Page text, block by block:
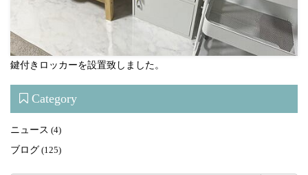
鍵付きロッカーを設置致しました。
Category
ニュース (4)
ブログ (125)